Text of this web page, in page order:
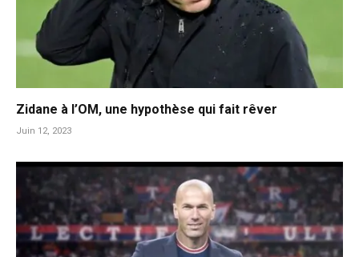
Zidane à l’OM, une hypothèse qui fait rêver
Juin 12, 2023